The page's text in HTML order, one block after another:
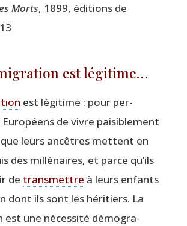
Morts, 1899, édi­tions de
est légitime…
est légi­time : pour per­
de vivre pai­si­ble­ment
leurs ancêtres mettent en
des mil­lé­naires, et parce qu’ils
de trans­mettre à leurs enfants
dont ils sont les héri­tiers. La
est une néces­si­té démo­gra­